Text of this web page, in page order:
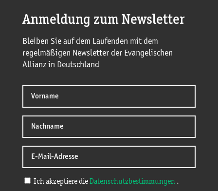
Anmeldung zum Newsletter
Bleiben Sie auf dem Laufenden mit dem
regelmäßigen Newsletter der Evangelischen
Allianz in Deutschland
Ich akzeptiere die Datenschutzbestimmungen .